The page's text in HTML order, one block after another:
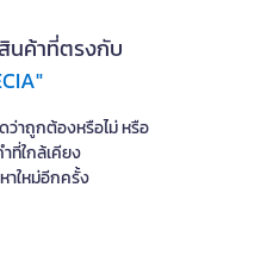
นค้าที่ตรงกับ
าถูกต้องหรือไม่ หรือ
ที่ใกล้เคียง
ใหม่อีกครั้ง